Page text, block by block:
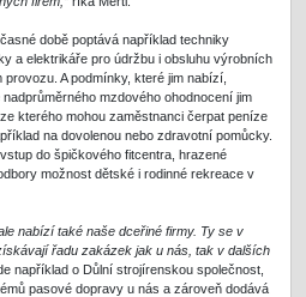
době poptává například techniky
a elektrikáře pro údržbu i obsluhu výrobních
A podmínky, které jim nabízí,
mzdového ohodnocení jim
kterého mohou zaměstnanci čerpat peníze
na dovolenou nebo zdravotní pomůcky.
do špičkového fitcentra, hrazené
možnost dětské i rodinné rekreace v
nabízí také naše dceřiné firmy. Ty se v
řadu zakázek jak u nás, tak v dalších
například o Důlní strojírenskou společnost,
pasové dopravy u nás a zároveň dodává